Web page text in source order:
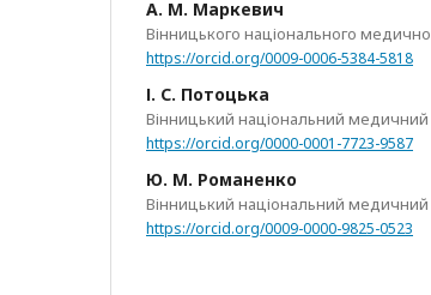
А. М. Маркевич
Вінницького національного
https://orcid.org/0009-0006-5384-5818
І. С. Потоцька
Вінницький національний медичний
https://orcid.org/0000-0001-7723-9587
Ю. М. Романенко
Вінницький національний медичний
https://orcid.org/0009-0000-9825-0523